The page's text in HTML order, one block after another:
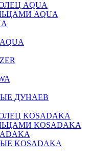
AQUA
AQUA
ДУНАЕВ
KOSADAKA
KOSADAKA
KOSADAKA